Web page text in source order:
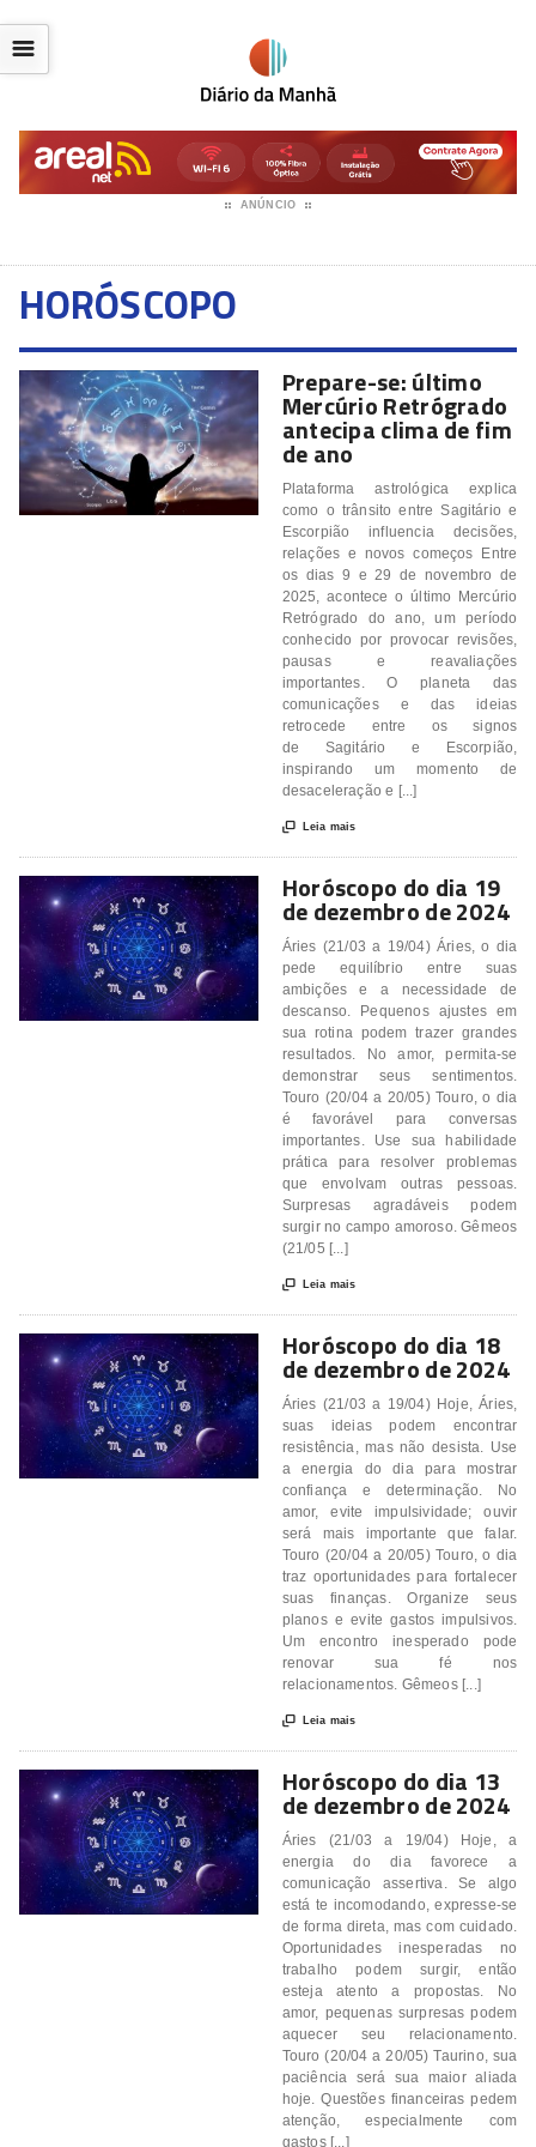
ANÚNCIO
☰
HORÓSCOPO
Prepare-se: último
Mercúrio Retrógrado
antecipa clima de fim
de ano
Plataforma astrológica explica
como o trânsito entre Sagitário e
Escorpião influencia decisões,
relações e novos começos Entre
os dias 9 e 29 de novembro de
2025, acontece o último Mercúrio
Retrógrado do ano, um período
conhecido por provocar revisões,
pausas e reavaliações
importantes. O planeta das
comunicações e das ideias
retrocede entre os signos
de Sagitário e Escorpião,
inspirando um momento de
desaceleração e [...]
 Leia mais
Horóscopo do dia 19
de dezembro de 2024
Áries (21/03 a 19/04) Áries, o dia
pede equilíbrio entre suas
ambições e a necessidade de
descanso. Pequenos ajustes em
sua rotina podem trazer grandes
resultados. No amor, permita-se
demonstrar seus sentimentos.
Touro (20/04 a 20/05) Touro, o dia
é favorável para conversas
importantes. Use sua habilidade
prática para resolver problemas
que envolvam outras pessoas.
Surpresas agradáveis podem
surgir no campo amoroso. Gêmeos
(21/05 [...]
 Leia mais
Horóscopo do dia 18
de dezembro de 2024
Áries (21/03 a 19/04) Hoje, Áries,
suas ideias podem encontrar
resistência, mas não desista. Use
a energia do dia para mostrar
confiança e determinação. No
amor, evite impulsividade; ouvir
será mais importante que falar.
Touro (20/04 a 20/05) Touro, o dia
traz oportunidades para fortalecer
suas finanças. Organize seus
planos e evite gastos impulsivos.
Um encontro inesperado pode
renovar sua fé nos
relacionamentos. Gêmeos [...]
 Leia mais
Horóscopo do dia 13
de dezembro de 2024
Áries (21/03 a 19/04) Hoje, a
energia do dia favorece a
comunicação assertiva. Se algo
está te incomodando, expresse-se
de forma direta, mas com cuidado.
Oportunidades inesperadas no
trabalho podem surgir, então
esteja atento a propostas. No
amor, pequenas surpresas podem
aquecer seu relacionamento.
Touro (20/04 a 20/05) Taurino, sua
paciência será sua maior aliada
hoje. Questões financeiras pedem
atenção, especialmente com
gastos [...]